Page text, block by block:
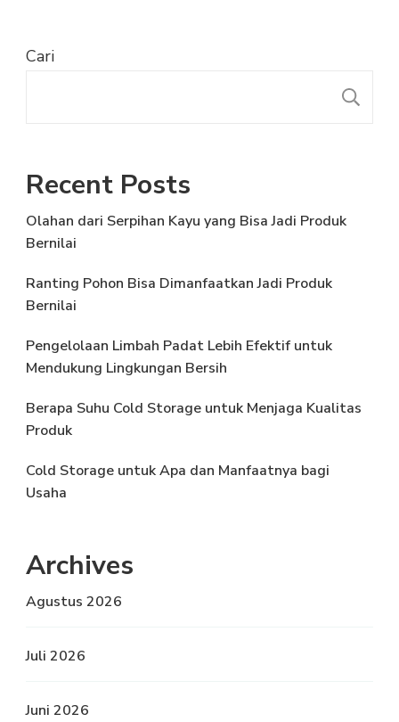
Cari
Recent Posts
Olahan dari Serpihan Kayu yang Bisa Jadi Produk
Bernilai
Ranting Pohon Bisa Dimanfaatkan Jadi Produk
Bernilai
Pengelolaan Limbah Padat Lebih Efektif untuk
Mendukung Lingkungan Bersih
Berapa Suhu Cold Storage untuk Menjaga Kualitas
Produk
Cold Storage untuk Apa dan Manfaatnya bagi
Usaha
Archives
Agustus 2026
Juli 2026
Juni 2026